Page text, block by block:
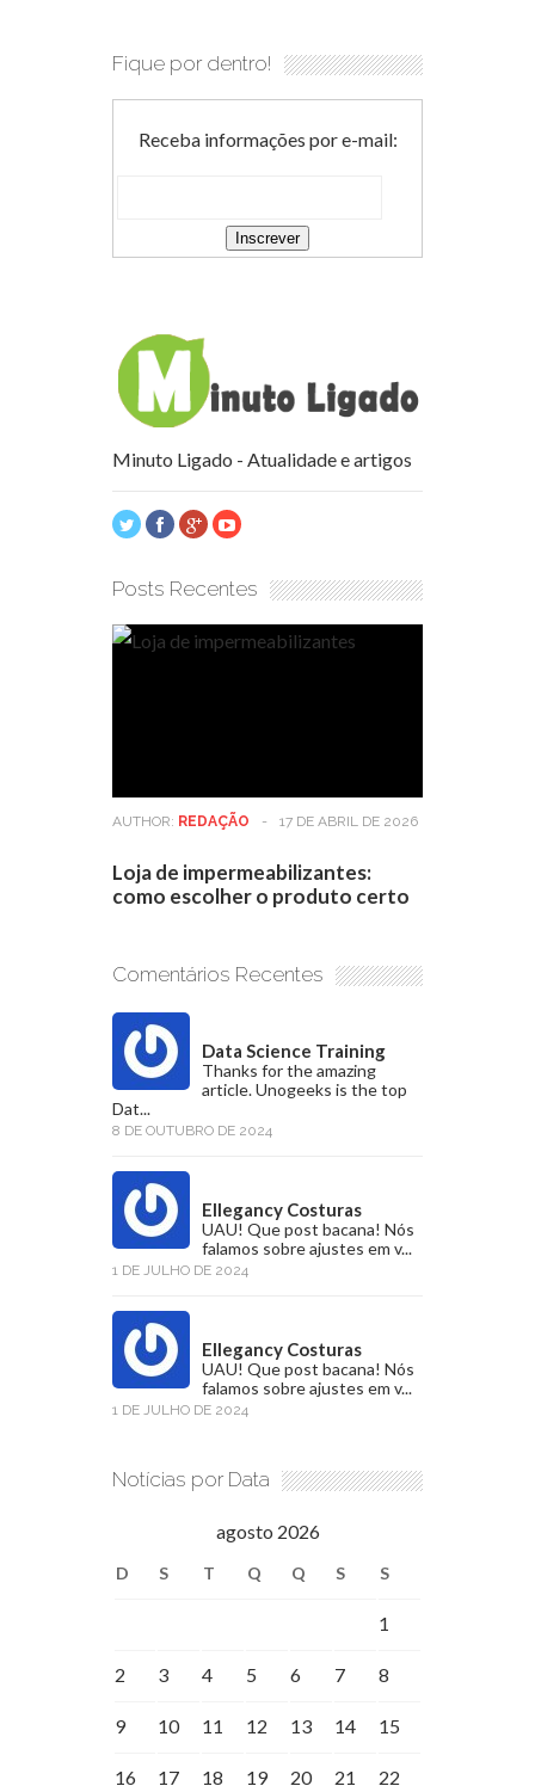
Fique por dentro!
Receba informações por e-mail:
Minuto Ligado - Atualidade e artigos
Posts Recentes
AUTHOR: REDAÇÃO - 17 DE ABRIL DE 2026
Loja de impermeabilizantes:
como escolher o produto certo
Comentários Recentes
Data Science Training
Thanks for the amazing
article. Unogeeks is the top
Dat...
8 DE OUTUBRO DE 2024
Ellegancy Costuras
UAU! Que post bacana! Nós
falamos sobre ajustes em v...
1 DE JULHO DE 2024
Ellegancy Costuras
UAU! Que post bacana! Nós
falamos sobre ajustes em v...
1 DE JULHO DE 2024
Notícias por Data
agosto 2026
D S T Q Q S S
1
2 3 4 5 6 7 8
9 10 11 12 13 14 15
16 17 18 19 20 21 22